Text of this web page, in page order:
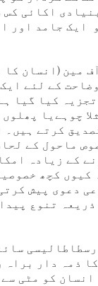
اکائی
ایک جامد اور
آف مین (انسان
کے لئے
کیا گیا
چوہےیا
کرتے ہیں۔
ماحول کے
کے زیادہ
کیوں کچھ
دعوی پیش
تنوع
ذمہ دار براہ
کو مٹی